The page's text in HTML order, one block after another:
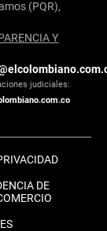
(PQR),
Y
judiciales:
DE